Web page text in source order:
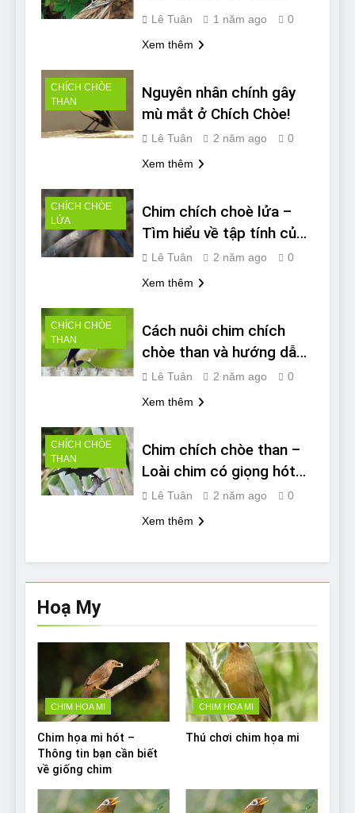
Hoạ My
CHIM HỌA MI
Chim họa mi hót –
Thông tin bạn cần biết
về giống chim
CHIM HỌA MI
Thú chơi chim họa mi
khỏe, hót hay?
Lê Tuân 1 năm ago
0
Xem thêm
CHÍCH CHÒE
THAN
Nguyên nhân chính gây
mù mắt ở Chích Chòe!
Lê Tuân 2 năm ago
0
Xem thêm
CHÍCH CHÒE
LỬA
Chim chích choè lửa –
Tìm hiểu về tập tính của
loài chim
Lê Tuân 2 năm ago
0
Xem thêm
CHÍCH CHÒE
THAN
Cách nuôi chim chích
chòe than và hướng dẫn
nhận biết bệnh
Lê Tuân 2 năm ago
0
Xem thêm
CHÍCH CHÒE
THAN
Chim chích chòe than –
Loài chim có giọng hót
thanh thót
Lê Tuân 2 năm ago
0
Xem thêm